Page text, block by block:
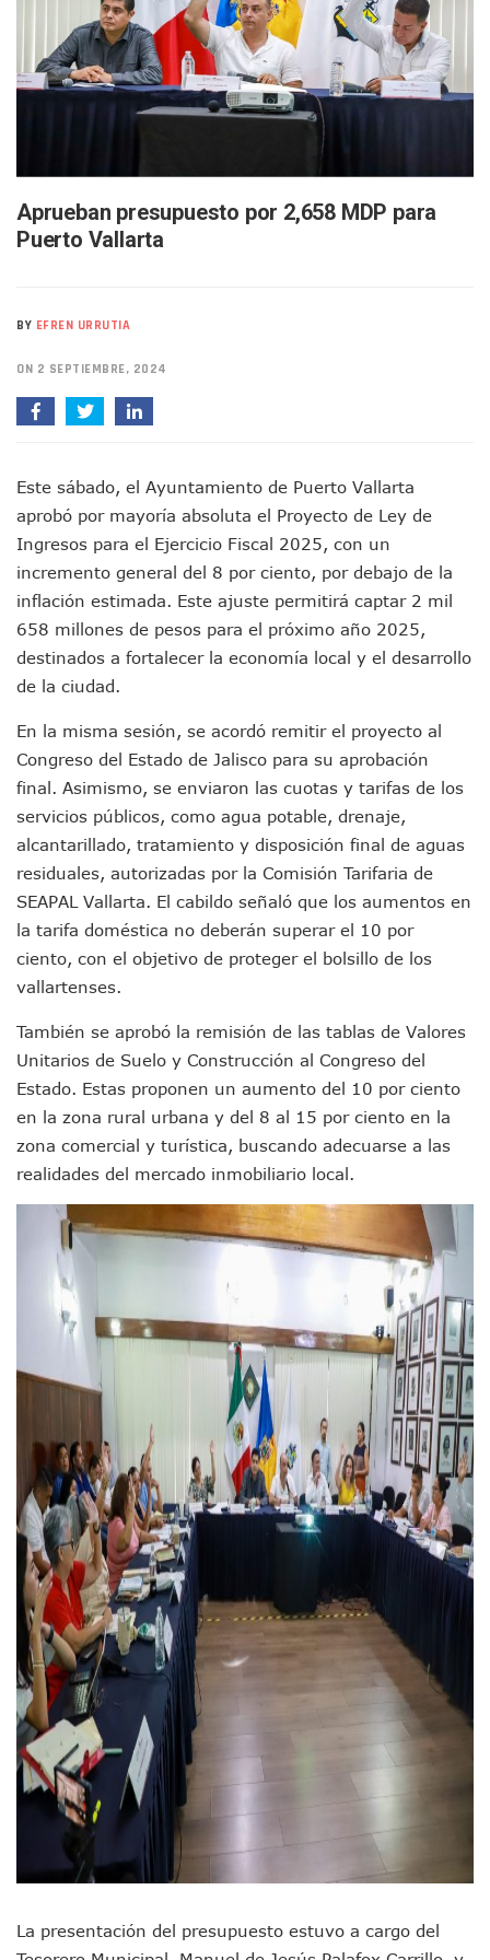
Buscan A Wilber Armando Colmenares Márquez,
Melissa Madero Exige Aclarar Sustento Legal De Las
Washington Enfrenta Una Emergencia Ambiental Por
Avanza Plan Para Construir Estadio De Tritones Vallarta;
Nuevas Concesiones De Taxis En Puerto Vallarta, ¿para
Mueren Cuatro Personas Tras Explosión De Una Pipa En
Bruno Blancas Lleva El Mensaje De La Cuarta
Liberan 180 Crías De Iguana Verde En El Estero El Salado
Ofrecerán Asesoría Jurídica Gratuita En Puerto Vallarta
Juan Solís E Iris Torres Buscan Integrar La Planilla Del PAN
Partido Verde Conforma Su 12.º “Ejército Del Verde” En
Lluvias Y Oleaje Elevado Marcarán El Fin De Semana En
Jóvenes En Movimiento Jalisco Renueva Su Dirigencia
En PV Encabezan Preferencias Morena Y Juan Carlos
Pancho López; En La Mira Del Comité Nacional Del PAN
Cae El “R1”, Presunto Autor Intelectual Del Homicidio De
Muere Manolo Solo, Actor De “El Laberinto Del Fauno”, A
Citan A Siete Integrantes De La Semar Por Investigación
IMSS Invierte 12.6 MDP En Remodelar Urgencias Del
Accidente En Un RZR, Principal Hipótesis Por La Muerte
Este Viernes, Lemus Inaugurará El Sistema De
Nidos De Lluvia Busca Beneficiar A 100 Familias De
Morena Cierra Filas Por La Defensa Del Agua De Calidad
Hallazgo De Yareli Colmenares Tovar Eleva A 4 Cuerpos
Regresa A Puerto Vallarta La Premiación Nacional De La
Ra Aguilar Acompaña A Cientos De Familias En Las
Oleaje Y Riesgo Por Cocodrilos Mantienen Restricciones
México Necesitaba 600 Mil Empleos; Solo Generó 262 Mil
Poderoso Terremoto Destruye Edificios Y Puentes En
Colectivos Piden A Lemus Más Ministerios Públicos Para
Avenida Federación En Puerto Vallarta Registra 80% De
Caída De “El Mencho” Elevó Percepción De Inseguridad
Mercado Vallarta Incluye Reúne A Emprendedores Locales
Morenistas Imparten Taller En Puerto Vallarta
CEDHJ Señala Violaciones A Derechos De Víctima De
Ayutla Bajo Investigación Tras Reporte De Posible
Maleza Crece En Camellones De La Principal Avenida
Lluvias E Inundaciones No Detienen El Transporte Público
Bruno Blancas Reúne A Especialistas Para Analizar La
Entregan Aparato Auditivo A Don Juan Ramírez En Puerto
Juan Carlos Castro Realiza Asamblea Informativa En La
Huracán En Formación Podría Generar Oleaje Elevado En
Viajar A Puerto Vallarta Este Verano Puede Costar Hasta
Buscan Reducir Riesgos Por Cocodrilos En Playas De
Plantean “Ley Don Juanito” Al Diputado Federal Bruno
Vecinos De La Playita Reciben A Juan Carlos Castro
Asesinan En Oaxaca Al Periodista Francisco Alejandro
Detienen A Cuatro Hombres Armados En Bucerías;
Yussara Canales Pide Transparencia Sobre Nuevo
Adultos Mayores De Ixtapa Tendrán Una “Casa De Día”
Mujeres Recorren Calles De Ixtapa Para Identificar
Bruno Blancas Convoca A Mesa De Análisis Para La
CUCosta E IMSS Nayarit Avanzan En Acuerdos Para
Videos De Presunto Convoy Armado Desatan Operativo
Playa Las Cocinas: Retiran Concesión Y Anuncian Plan De
Dr. Álvarez Zayas Dirige Plan De Salud Animal Y
Por Desaparición Forzada, Expolicías De Nayarit
“El Mayo” Zambada Es Condenado A Morir En Prisión En
Orgullo Vallartense: Zhoemí Luévanos Competirá En El
Brigada Forense Brindará Atención A Familias De
Vecinos De Vallarta 500 Exponen Queja De Vialidades A
Pelea De Extranjera Durante Función De “La Odisea” En
Joven Esgrimista De Puerto Vallarta Asegura Lugar En El
Llegan Camiones “oruga” A Puerto Vallarta Con
Coordinan Operativo Para Las Tradicionales Paseadas
Acusado De Homicidio En El Tuito Permanecerá Un Año
Descartan Riesgo De Tsunami Para Puerto Vallarta Tras
Aprueban presupuesto por 2,658 MDP para
Puerto Vallarta
BY EFREN URRUTIA
ON 2 SEPTIEMBRE, 2024
Este sábado, el Ayuntamiento de Puerto Vallarta
aprobó por mayoría absoluta el Proyecto de Ley de
Ingresos para el Ejercicio Fiscal 2025, con un
incremento general del 8 por ciento, por debajo de la
inflación estimada. Este ajuste permitirá captar 2 mil
658 millones de pesos para el próximo año 2025,
destinados a fortalecer la economía local y el desarrollo
de la ciudad.
En la misma sesión, se acordó remitir el proyecto al
Congreso del Estado de Jalisco para su aprobación
final. Asimismo, se enviaron las cuotas y tarifas de los
servicios públicos, como agua potable, drenaje,
alcantarillado, tratamiento y disposición final de aguas
residuales, autorizadas por la Comisión Tarifaria de
SEAPAL Vallarta. El cabildo señaló que los aumentos en
la tarifa doméstica no deberán superar el 10 por
ciento, con el objetivo de proteger el bolsillo de los
vallartenses.
También se aprobó la remisión de las tablas de Valores
Unitarios de Suelo y Construcción al Congreso del
Estado. Estas proponen un aumento del 10 por ciento
en la zona rural urbana y del 8 al 15 por ciento en la
zona comercial y turística, buscando adecuarse a las
realidades del mercado inmobiliario local.
La presentación del presupuesto estuvo a cargo del